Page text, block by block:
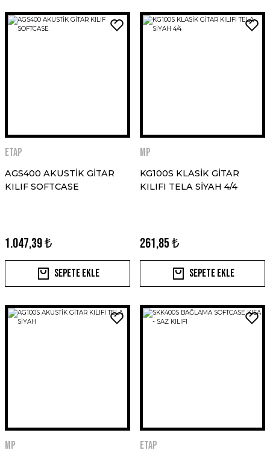
ETAP
AGS400 AKUSTİK GİTAR
KILIF SOFTCASE
1.047,39 ₺
Sepete Ekle
MP
KG100S KLASİK GİTAR
KILIFI TELA SİYAH 4/4
261,85 ₺
Sepete Ekle
MP ETAP